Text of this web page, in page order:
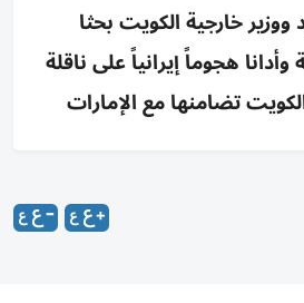
ووزير خارجية الكويت بحثا
هجوماً إيرانياً على ناقلة
تضامنها مع الإمارات